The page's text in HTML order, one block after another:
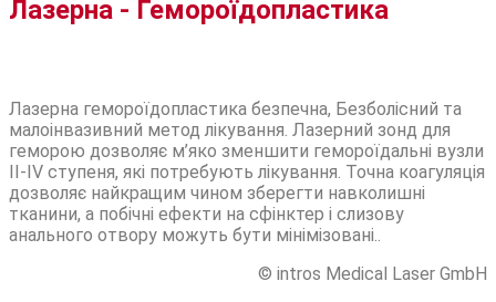
Лазерна - Гемороїдопластика
Лазерна гемороїдопластика безпечна, Безболісний та
малоінвазивний метод лікування. Лазерний зонд для
геморою дозволяє м’яко зменшити гемороїдальні вузли
II-IV ступеня, які потребують лікування. Точна коагуляція
дозволяє найкращим чином зберегти навколишні
тканини, а побічні ефекти на сфінктер і слизову
анального отвору можуть бути мінімізовані..
© intros Medical Laser GmbH